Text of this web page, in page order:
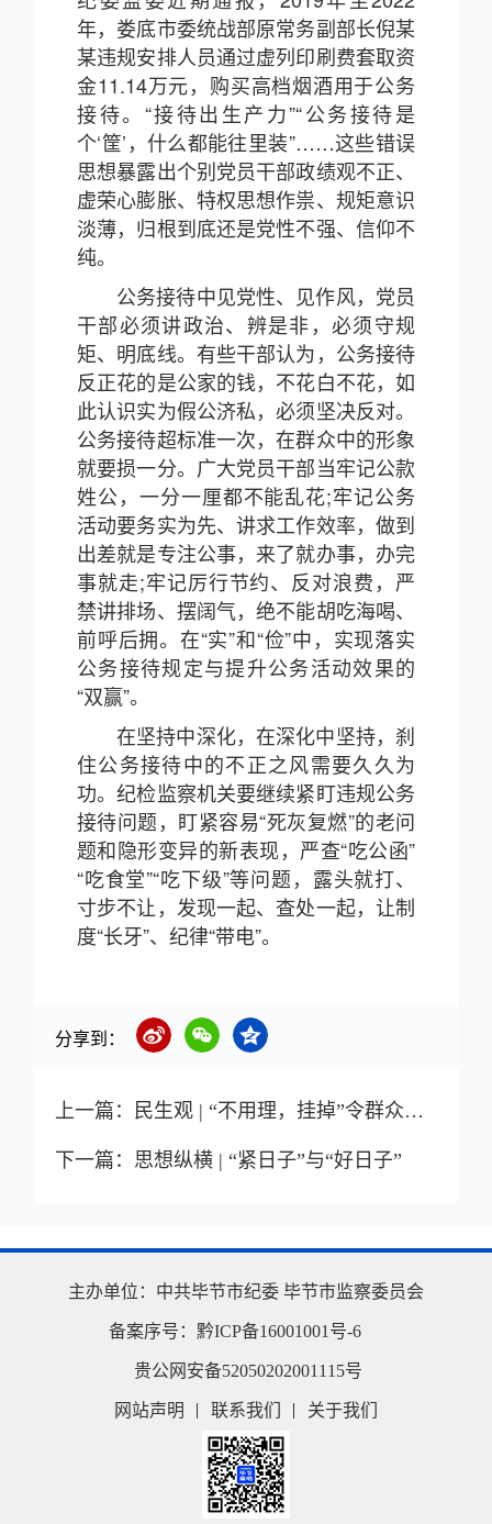
年，娄底市委统战部原常务副部长倪某
某违规安排人员通过虚列印刷费套取资
金11.14万元，购买高档烟酒用于公务
接待。“接待出生产力”“公务接待是
个‘筐’，什么都能往里装”……这些错误
思想暴露出个别党员干部政绩观不正、
虚荣心膨胀、特权思想作祟、规矩意识
淡薄，归根到底还是党性不强、信仰不
纯。
公务接待中见党性、见作风，党员
干部必须讲政治、辨是非，必须守规
矩、明底线。有些干部认为，公务接待
反正花的是公家的钱，不花白不花，如
此认识实为假公济私，必须坚决反对。
公务接待超标准一次，在群众中的形象
就要损一分。广大党员干部当牢记公款
姓公，一分一厘都不能乱花;牢记公务
活动要务实为先、讲求工作效率，做到
出差就是专注公事，来了就办事，办完
事就走;牢记厉行节约、反对浪费，严
禁讲排场、摆阔气，绝不能胡吃海喝、
前呼后拥。在“实”和“俭”中，实现落实
公务接待规定与提升公务活动效果的
“双赢”。
在坚持中深化，在深化中坚持，刹
住公务接待中的不正之风需要久久为
功。纪检监察机关要继续紧盯违规公务
接待问题，盯紧容易“死灰复燃”的老问
题和隐形变异的新表现，严查“吃公函”
“吃食堂”“吃下级”等问题，露头就打、
寸步不让，发现一起、查处一起，让制
度“长牙”、纪律“带电”。
分享到：
上一篇： 民生观 | “不用理，挂掉”令群众愤怒又寒心
下一篇： 思想纵横 | “紧日子”与“好日子”
主办单位： 中共毕节市纪委 毕节市监察委员会
备案序号： 黔ICP备16001001号-6
贵公网安备52050202001115号
网站声明 联系我们 关于我们